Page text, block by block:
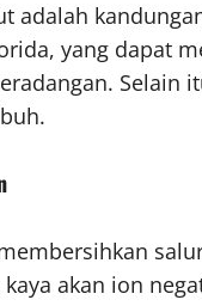
adalah
yang dapat
Selain
akan ion